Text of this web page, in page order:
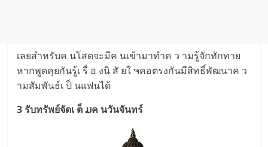
เลยสำหรับค นโสดจะมีค นเข้ามาทำค ว ามรู้จักทักทาย
หากพูดคุยกันรู้เ รื่ อ งนิ สั ยใ ຈคอตรงกันมีสิทธิ์พัฒนาค ว
ามสัมพันธ์เ ป็ นแฟนได้
3 รับทรัพย์จัดเ ต็ ມค นวันจันทร์